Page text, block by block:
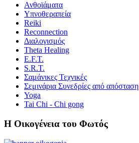
Ανθοϊάματα
Υπνοθεραπεία
Reiki
Reconnection
Διαλογισμός
Theta Healing
E.F.T.
S.R.T.
Σαμάνικες Τεχνικές
Σεμινάρια Συνεδρίες από απόσταση
Yoga
Tai Chi - Chi gong
Η Οικογένεια του Φωτός